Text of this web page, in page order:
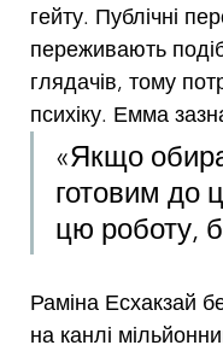
гейту. Публічні
переживають
глядачів, тому
психіку. Емма
«Якщо
готовим до
цю роботу,
Раміна Есхакзай
на канлі